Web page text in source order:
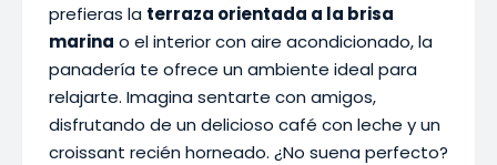
prefieras la terraza orientada a la brisa
marina o el interior con aire acondicionado, la
panadería te ofrece un ambiente ideal para
relajarte. Imagina sentarte con amigos,
disfrutando de un delicioso café con leche y un
croissant recién horneado. ¿No suena perfecto?